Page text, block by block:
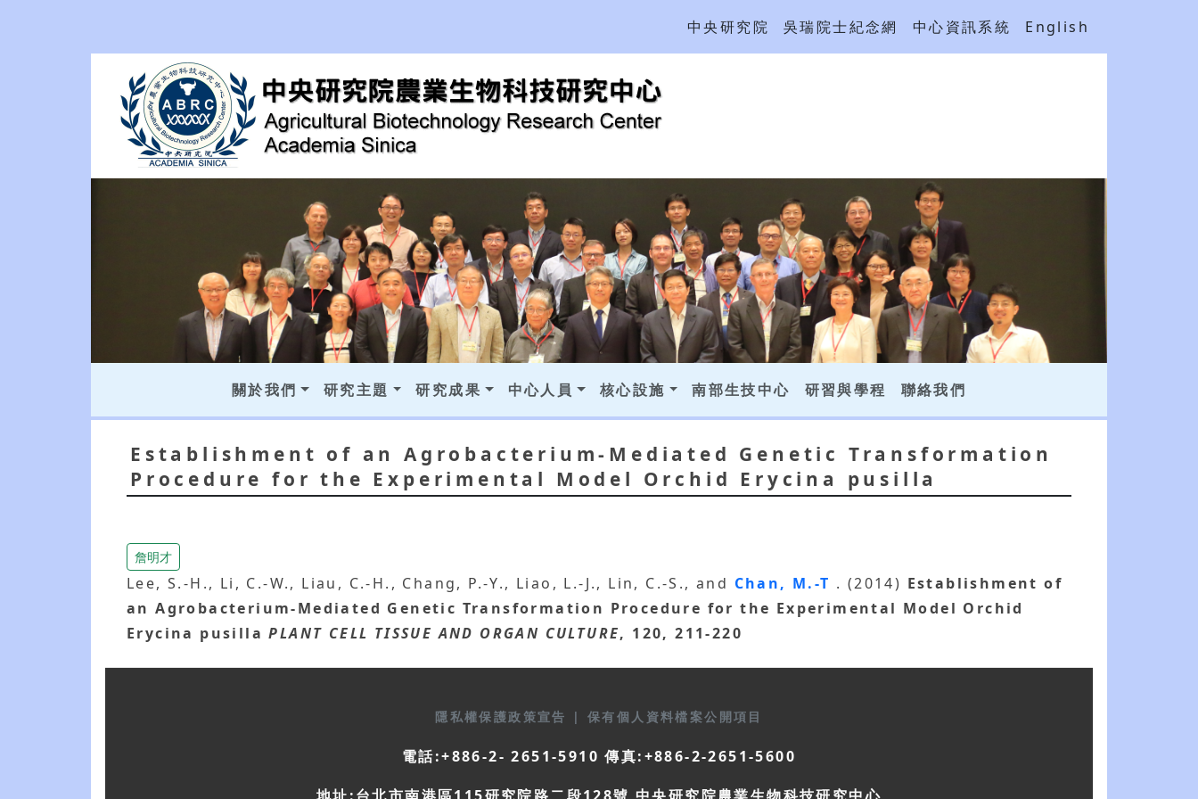
中央研究院 吳瑞院士紀念網 中心資訊系統 English
關於我們 研究主題 研究成果 中心人員 核心設施 南部生技中心 研習與學程 聯絡我們
Establishment of an Agrobacterium-Mediated Genetic Transformation
Procedure for the Experimental Model Orchid Erycina pusilla
詹明才
Lee, S.-H., Li, C.-W., Liau, C.-H., Chang, P.-Y., Liao, L.-J., Lin, C.-S., and Chan, M.-T . (2014) Establishment of
an Agrobacterium-Mediated Genetic Transformation Procedure for the Experimental Model Orchid
Erycina pusillaPLANT CELL TISSUE AND ORGAN CULTURE, 120, 211-220
隱私權保護政策宣告 | 保有個人資料檔案公開項目
電話:+886-2- 2651-5910 傳真:+886-2-2651-5600